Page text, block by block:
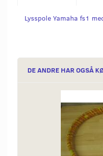
Lysspole Yamaha fs1
DE ANDRE HAR OGSÅ